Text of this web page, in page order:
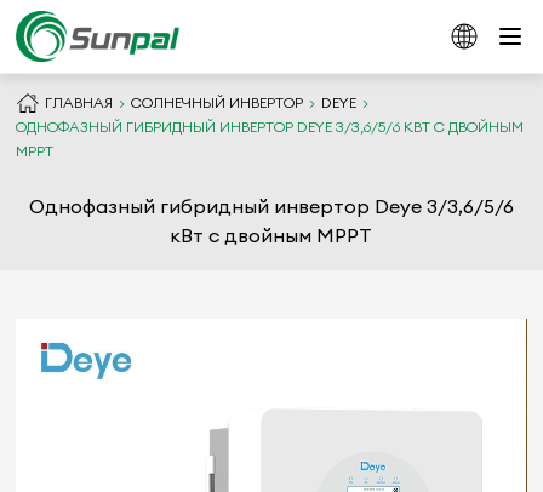
ГЛАВНАЯ СОЛНЕЧНЫЙ ИНВЕРТОР
DEYE
ОДНОФАЗНЫЙ ГИБРИДНЫЙ ИНВЕРТОР DEYE 3/3,6/5/6 КВТ С ДВОЙНЫМ
MPPT
Однофазный гибридный инвертор Deye 3/3,6/5/6
кВт с двойным MPPT